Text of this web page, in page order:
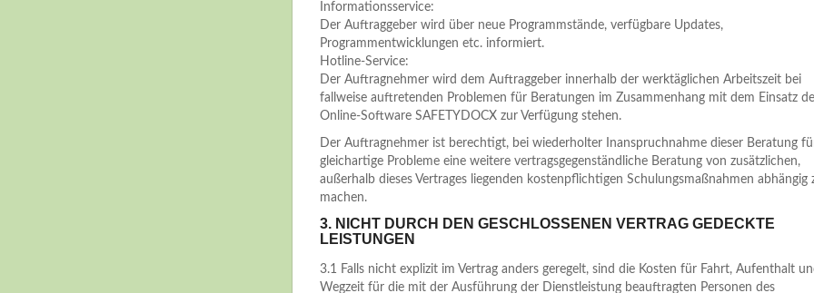
Informationsservice:
Der Auftraggeber wird über neue Programmstände, verfügbare Updates,
Programmentwicklungen etc. informiert.
Hotline-Service:
Der Auftragnehmer wird dem Auftraggeber innerhalb der werktäglichen Arbeitszeit bei
fallweise auftretenden Problemen für Beratungen im Zusammenhang mit dem Einsatz
Online-Software SAFETYDOCX zur Verfügung stehen.
Der Auftragnehmer ist berechtigt, bei wiederholter Inanspruchnahme dieser Beratung
gleichartige Probleme eine weitere vertragsgegenständliche Beratung von zusätzlichen,
außerhalb dieses Vertrages liegenden kostenpflichtigen Schulungsmaßnahmen abhängig
machen.
3. NICHT DURCH DEN GESCHLOSSENEN VERTRAG GEDECKTE
LEISTUNGEN
3.1 Falls nicht explizit im Vertrag anders geregelt, sind die Kosten für Fahrt, Aufenthalt
Wegzeit für die mit der Ausführung der Dienstleistung beauftragten Personen des